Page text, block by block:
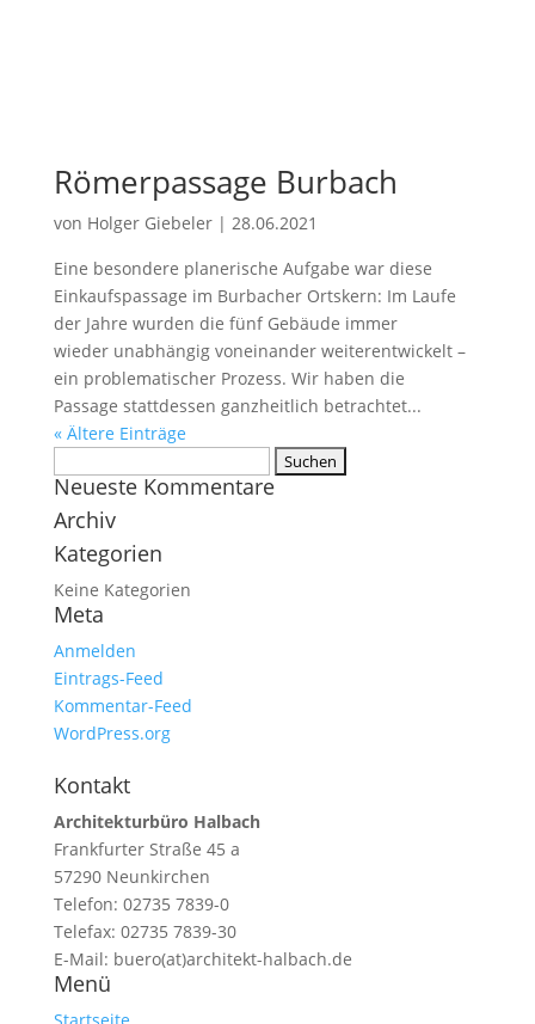
Römerpassage Burbach
von Holger Giebeler| 28.06.2021
Eine besondere planerische Aufgabe war diese
Einkaufspassage im Burbacher Ortskern: Im Laufe
der Jahre wurden die fünf Gebäude immer
wieder unabhängig voneinander weiterentwickelt –
ein problematischer Prozess. Wir haben die
Passage stattdessen ganzheitlich betrachtet...
« Ältere Einträge
nach:
Neueste Kommentare
Archiv
Kategorien
Keine Kategorien
Meta
Anmelden
Eintrags-Feed
Kommentar-Feed
WordPress.org
Kontakt
Architekturbüro Halbach
Frankfurter Straße 45 a
57290 Neunkirchen
Telefon: 02735 7839-0
Telefax: 02735 7839-30
E-Mail: buero(at)architekt-halbach.de
Menü
Startseite